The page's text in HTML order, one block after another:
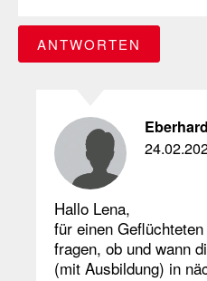
ANTWORTEN
Hallo Lena,
für einen
fragen, ob und wann
(mit Ausbildung) in